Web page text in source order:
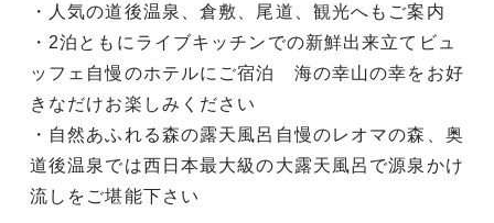
・人気の道後温泉、倉敷、尾道、観光へもご案内
・2泊ともにライブキッチンでの新鮮出来立てビュ
ッフェ自慢のホテルにご宿泊 海の幸山の幸をお好
きなだけお楽しみください
・自然あふれる森の露天風呂自慢のレオマの森、奥
道後温泉では西日本最大級の大露天風呂で源泉かけ
流しをご堪能下さい